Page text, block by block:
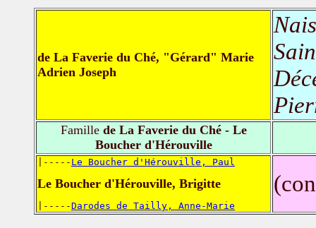
de La Faverie du Ché, "Gérard" Marie
Adrien Joseph
Famillede La Faverie du Ché - Le
Boucher d'Hérouville
|----- Le Boucher d'Hérouville, Paul
Le Boucher d'Hérouville, Brigitte
|-----Darodes de Tailly, Anne-Marie